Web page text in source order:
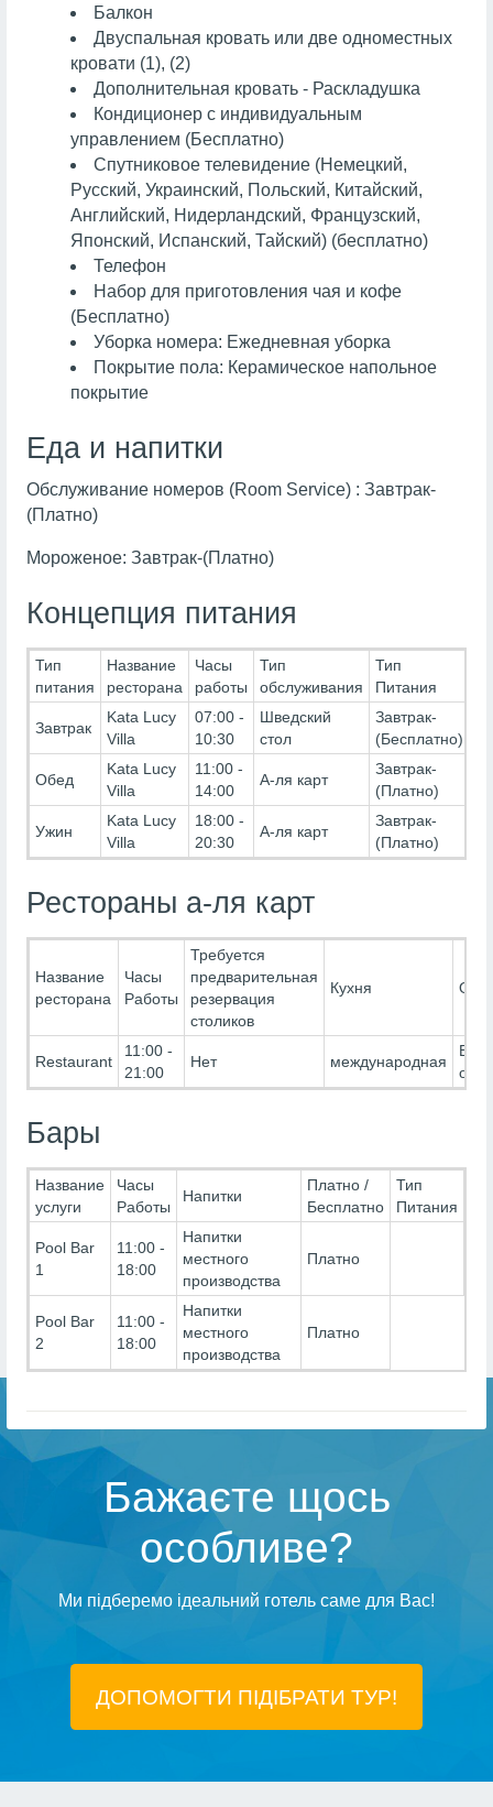
Балкон
Двуспальная кровать или две одноместных
кровати (1), (2)
Дополнительная кровать - Раскладушка
Кондиционер с индивидуальным
управлением (Бесплатно)
Спутниковое телевидение (Немецкий,
Русский, Украинский, Польский, Китайский,
Английский, Нидерландский, Французский,
Японский, Испанский, Тайский) (бесплатно)
Телефон
Набор для приготовления чая и кофе
(Бесплатно)
Уборка номера: Ежедневная уборка
Покрытие пола: Керамическое напольное
покрытие
Еда и напитки
Обслуживание номеров (Room Service) : Завтрак-
(Платно)
Мороженое: Завтрак-(Платно)
Концепция питания
Тип
питания
Название
ресторана
Часы
работы
Тип
обслуживания
Тип
Питания
Завтрак
Kata Lucy
Villa
07:00 -
10:30
Шведский
стол
Завтрак-
(Бесплатно)
Обед
Kata Lucy
Villa
11:00 -
14:00
А-ля карт
Завтрак-
(Платно)
Ужин
Kata Lucy
Villa
18:00 -
20:30
А-ля карт
Завтрак-
(Платно)
Рестораны а-ля карт
Название
ресторана
Часы
Работы
Требуется
предварительная
резервация
столиков
Кухня
Restaurant
11:00 -
21:00
Нет международная
Без
Бары
Название
услуги
Часы
Работы
Напитки
Платно /
Бесплатно
Тип
Питания
Pool Bar
1
11:00 -
18:00
Напитки
местного
производства
Платно
Pool Bar
2
11:00 -
18:00
Напитки
местного
производства
Платно
Бажаєте щось
особливе?
Ми підберемо ідеальний готель саме для Вас!
ДОПОМОГТИ ПІДIБРАТИ ТУР!